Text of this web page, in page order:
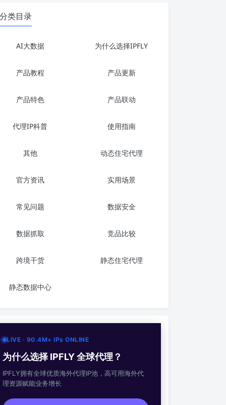
分类目录
AI大数据 为什么选择IPFLY
产品教程 产品更新
产品特色 产品联动
代理IP科普 使用指南
其他 动态住宅代理
官方资讯 实用场景
常见问题 数据安全
数据抓取 竞品比较
跨境干货 静态住宅代理
静态数据中心
LIVE · 90.4M+ IPs ONLINE
为什么选择 IPFLY 全球代理？
IPFLY拥有全球优质海外代理IP池，高可用海外代
理资源赋能业务增长